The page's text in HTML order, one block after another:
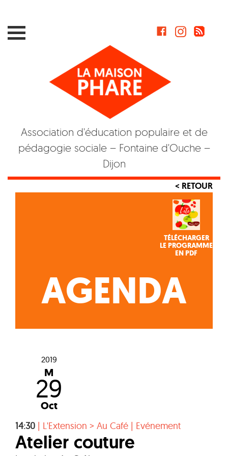
Association d'éducation populaire et de
pédagogie sociale – Fontaine d'Ouche –
Dijon
< RETOUR
TÉLÉCHARGER
LE PROGRAMME
EN PDF
AGENDA
2019
M
29
Oct
14:30 | L'Extension > Au Café | Evénement
Atelier couture